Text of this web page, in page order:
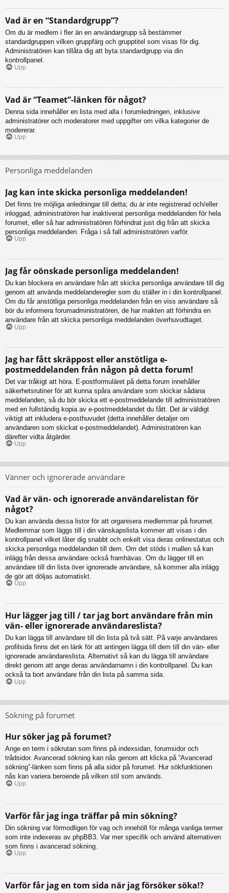
Vad är en “Standardgrupp”?
Om du är medlem i fler än en användargrupp så bestämmer
standardgruppen vilken gruppfärg och grupptitel som visas för dig.
Administratören kan tillåta dig att byta standardgrupp via din
kontrollpanel.
Upp
Vad är “Teamet”-länken för något?
Denna sida innehåller en lista med alla i forumledningen, inklusive
administratörer och moderatorer med uppgifter om vilka kategorier de
modererar.
Upp
Personliga meddelanden
Jag kan inte skicka personliga meddelanden!
Det finns tre möjliga anledningar till detta; du är inte registrerad och/eller
inloggad, administratören har inaktiverat personliga meddelanden för hela
forumet, eller så har administratören förhindrat just dig från att skicka
personliga meddelanden. Fråga i så fall administratören varför.
Upp
Jag får oönskade personliga meddelanden!
Du kan blockera en användare från att skicka personliga användare till dig
genom att använda meddelanderegler som du ställer in i din kontrollpanel.
Om du får anstötliga personliga meddelanden från en viss användare så
bör du informera forumadministratören, de har makten att förhindra en
användare från att skicka personliga meddelanden överhuvudtaget.
Upp
Jag har fått skräppost eller anstötliga e-
postmeddelanden från någon på detta forum!
Det var tråkigt att höra. E-postformuläret på detta forum innehåller
säkerhetsrutiner för att kunna spåra användare som skickar sådana
meddelanden, så du bör skicka ett e-postmeddelande till administratören
med en fullständig kopia av e-postmeddelandet du fått. Det är väldigt
viktigt att inkludera e-posthuvudet (detta innehåller detaljer om
användaren som skickat e-postmeddelandet). Administratören kan
därefter vidta åtgärder.
Upp
Vänner och ignorerade användare
Vad är vän- och ignorerade användarelistan för
något?
Du kan använda dessa listor för att organisera medlemmar på forumet.
Medlemmar som läggs till i din vänskapslista kommer att visas i din
kontrollpanel vilket låter dig snabbt och enkelt visa deras onlinestatus och
skicka personliga meddelanden till dem. Om det stöds i mallen så kan
inlägg från dessa användare också framhävas. Om du lägger till en
användare till din lista över ignorerade användare, så kommer alla inlägg
de gör att döljas automatiskt.
Upp
Hur lägger jag till / tar jag bort användare från min
vän- eller ignorerade användareslista?
Du kan lägga till användare till din lista på två sätt. På varje användares
profilsida finns det en länk för att antingen lägga till dem till din vän- eller
ignorerade användareslista. Alternativt så kan du lägga till användare
direkt genom att ange deras användarnamn i din kontrollpanel. Du kan
också ta bort användare från din lista på samma sida.
Upp
Sökning på forumet
Hur söker jag på forumet?
Ange en term i sökrutan som finns på indexsidan, forumsidor och
trådsidor. Avancerad sökning kan nås genom att klicka på “Avancerad
sökning”-länken som finns på alla sidor på forumet. Hur sökfunktionen
nås kan variera beroende på vilken stil som används.
Upp
Varför får jag inga träffar på min sökning?
Din sökning var förmodligen för vag och innehöll för många vanliga termer
som inte indexeras av phpBB3. Var mer specifik och använd alternativen
som finns i avancerad sökning.
Upp
Varför får jag en tom sida när jag försöker söka!?